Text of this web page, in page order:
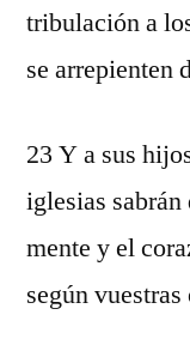
tribulación a
se arrepienten
23 Y a sus
iglesias
mente y el
según vuestras